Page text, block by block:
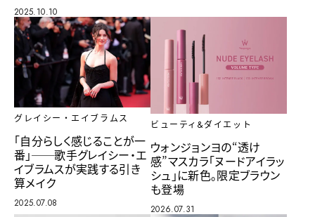
2025.10.10
グレイシー・エイブラムス
「自分らしく感じることが一
番」──歌手グレイシー・エ
イブラムスが実践する引き
算メイク
2025.07.08
ビューティ&ダイエット
ウォンジョンヨの“透け
感”マスカラ「ヌードアイラッ
シュ」に新色。限定ブラウン
も登場
2026.07.31